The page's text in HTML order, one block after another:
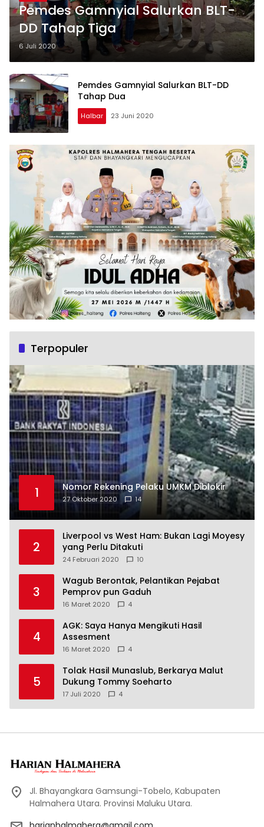
Pemdes Gamnyial Salurkan BLT-
DD Tahap Tiga
6 Juli 2020
Pemdes Gamnyial Salurkan BLT-DD
Tahap Dua
Halbar 23 Juni 2020
Terpopuler
1 Nomor Rekening Pelaku UMKM Diblokir
27 Oktober 2020 14
2
Liverpool vs West Ham: Bukan Lagi Moyesy
yang Perlu Ditakuti
24 Februari 2020 10
3
Wagub Berontak, Pelantikan Pejabat
Pemprov pun Gaduh
16 Maret 2020 4
4
AGK: Saya Hanya Mengikuti Hasil
Assesment
16 Maret 2020 4
5
Tolak Hasil Munaslub, Berkarya Malut
Dukung Tommy Soeharto
17 Juli 2020 4
Jl. Bhayangkara Gamsungi-Tobelo, Kabupaten
Halmahera Utara. Provinsi Maluku Utara.